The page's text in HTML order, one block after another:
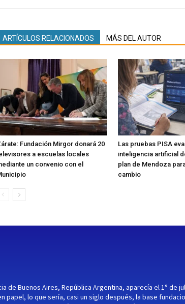
ARTÍCULOS RELACIONADOS MÁS DEL AUTOR
Fundación Mirgor donará 20
a escuelas locales
un convenio con el
Las pruebas PISA
inteligencia artificial
plan de Mendoza
cambio
de Buenos Aires, República Argentina, aparecía el 1° de
papel, lo que sería, casi un siglo después, la base